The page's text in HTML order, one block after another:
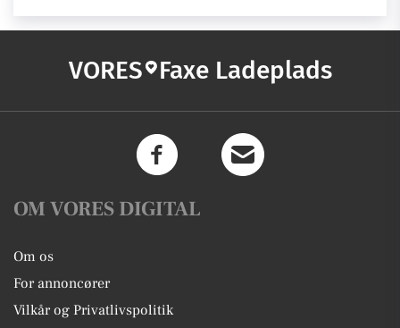
VORES Faxe Ladeplads
OM VORES DIGITAL
Om os
For annoncører
Vilkår og Privatlivspolitik